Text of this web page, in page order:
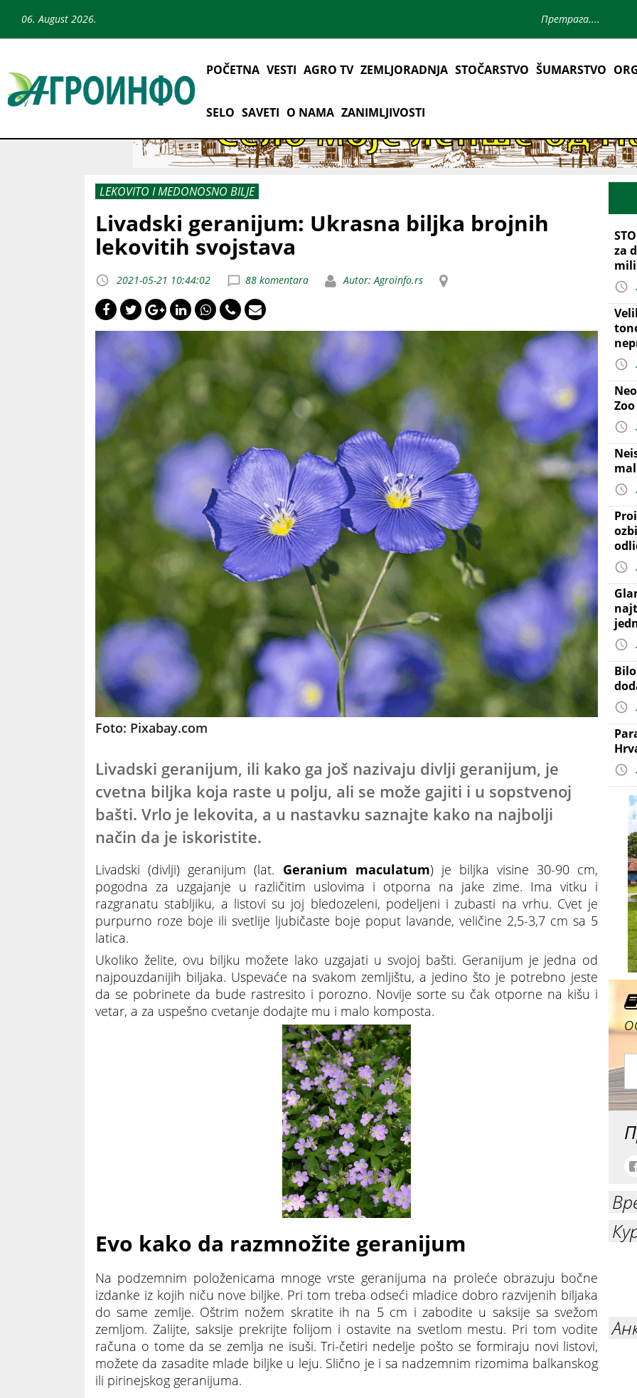
06. August 2026.
POČETNA VESTI AGRO TV ZEMLJORADNJA STOČARSTVO ŠUMARSTVO
SELO SAVETI O NAMA ZANIMLJIVOSTI
LEKOVITO I MEDONOSNO BILJE
Livadski geranijum: Ukrasna biljka brojnih
lekovitih svojstava
2021-05-21 10:44:02 88 komentara Autor: Agroinfo.rs
Foto: Pixabay.com
Livadski geranijum, ili kako ga još nazivaju divlji geranijum, je
cvetna biljka koja raste u polju, ali se može gajiti i u sopstvenoj
bašti. Vrlo je lekovita, a u nastavku saznajte kako na najbolji
način da je iskoristite.
Livadski (divlji) geranijum (lat. Geranium maculatum) je biljka visine 30-90 cm,
pogodna za uzgajanje u različitim uslovima i otporna na jake zime. Ima vitku i
razgranatu stabljiku, a listovi su joj bledozeleni, podeljeni i zubasti na vrhu. Cvet je
purpurno roze boje ili svetlije ljubičaste boje poput lavande, veličine 2,5-3,7 cm sa 5
latica.
Ukoliko želite, ovu biljku možete lako uzgajati u svojoj bašti. Geranijum je jedna od
najpouzdanijih biljaka. Uspevaće na svakom zemljištu, a jedino što je potrebno jeste
da se pobrinete da bude rastresito i porozno. Novije sorte su čak otporne na kišu i
vetar, a za uspešno cvetanje dodajte mu i malo komposta.
Evo kako da razmnožite geranijum
Na podzemnim položenicama mnoge vrste geranijuma na proleće obrazuju bočne
izdanke iz kojih niču nove biljke. Pri tom treba odseći mladice dobro razvijenih biljaka
do same zemlje. Oštrim nožem skratite ih na 5 cm i zabodite u saksije sa svežom
zemljom. Zalijte, saksije prekrijte folijom i ostavite na svetlom mestu. Pri tom vodite
računa o tome da se zemlja ne isuši. Tri-četiri nedelje pošto se formiraju novi listovi,
možete da zasadite mlade biljke u leju. Slično je i sa nadzemnim rizomima balkanskog
ili pirinejskog geranijuma.
za